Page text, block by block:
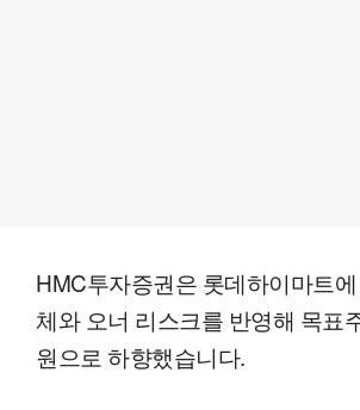
HMC투자증권은 롯데하이마트
체와 오너 리스크를 반영해 목표
원으로 하향했습니다.